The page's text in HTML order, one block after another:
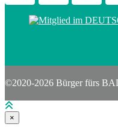
©2020-2026 Bürger fürs
×